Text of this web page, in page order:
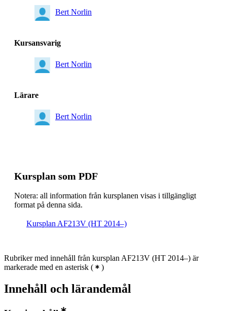
Bert Norlin
Kursansvarig
Bert Norlin
Lärare
Bert Norlin
Kursplan som PDF
Notera: all information från kursplanen visas i tillgängligt
format på denna sida.
Kursplan AF213V (HT 2014–)
Rubriker med innehåll från kursplan AF213V (HT 2014–) är
markerade med en asterisk ( )
Innehåll och lärandemål